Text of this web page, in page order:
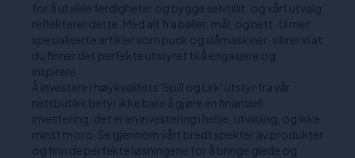
for å utvikle ferdigheter og bygge selvtillit, og vårt utvalg
reflekterer dette. Med alt fra baller, mål, og nett, til mer
spesialiserte artikler som puck og slåmaskiner, sikrer vi at
du finner det perfekte utstyret til å engasjere og
inspirere.
Å investere i høykvalitets 'Spill og Lek' utstyr fra vår
nettbutikk betyr ikke bare å gjøre en finansiell
investering; det er en investering i helse, utvikling, og ikke
minst moro. Se gjennom vårt bredt spekter av produkter
og finn de perfekte løsningene for å bringe glede og